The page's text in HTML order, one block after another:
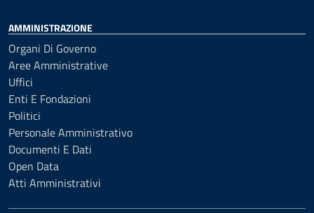
AMMINISTRAZIONE
Organi Di Governo
Aree Amministrative
Uffici
Enti E Fondazioni
Politici
Personale Amministrativo
Documenti E Dati
Open Data
Atti Amministrativi